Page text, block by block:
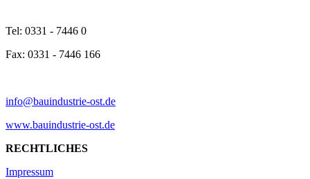
Tel: 0331 - 7446 0
Fax: 0331 - 7446 166
info@bauindustrie-ost.de
www.bauindustrie-ost.de
RECHTLICHES
Impressum